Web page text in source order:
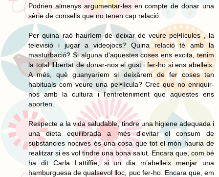
Podrien almenys argumentar-les en compte de donar una
sèrie de consells que no tenen cap relació.
Per quina raó hauríem de deixar de veure pel•lícules , la
televisió i jugar a videojocs? Quina relació té amb la
masturbació? Si alguna d'aquestes coses ens excita, tenim
la total llibertat de donar-nos el gust i fer-ho si ens abelleix.
A més, què guanyaríem si deixàrem de fer coses tan
habituals com veure una pel•lícula? Crec que no enriquir-
nos amb la cultura i l'entreteniment que aquestes ens
aporten.
Respecte a la vida saludable, tindre una higiene adequada i
una dieta equilibrada a més d'evitar el consum de
substàncies nocives és una cosa que tot el món hauria de
realitzar si es vol tindre una bona salut. Encara que, com bé
ha dit Carla Lattiffie, si un dia m’abelleix menjar una
hamburguesa de qualsevol lloc, puc fer-ho. Encara que, em